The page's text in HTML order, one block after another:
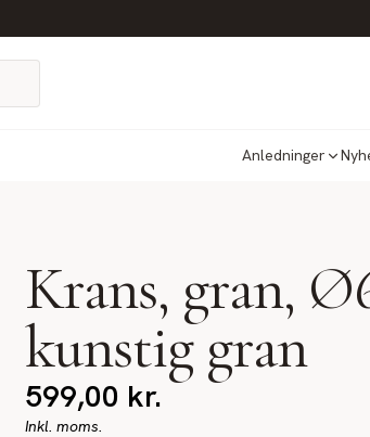
Anledninger
Krans, gran,
kunstig gran
599,00 kr.
Inkl. moms.